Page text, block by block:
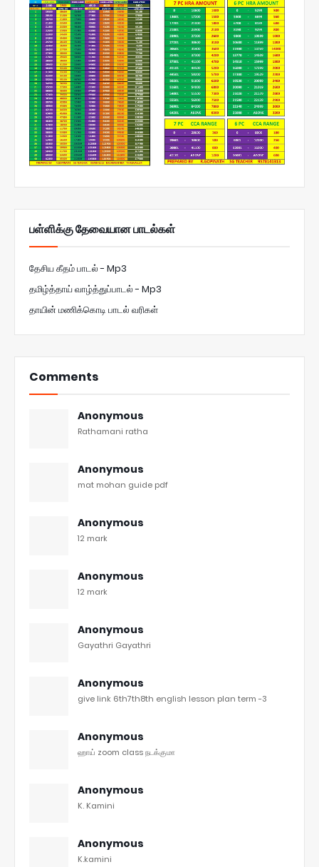
பள்ளிக்கு தேவையான பாடல்கள்
தேசிய கீதம் பாடல் - Mp3
தமிழ்த்தாய் வாழ்த்துப்பாடல் - Mp3
தாயின் மணிக்கொடி பாடல் வரிகள்
Comments
Anonymous
Rathamani ratha
Anonymous
mat mohan guide pdf
Anonymous
12 mark
Anonymous
12 mark
Anonymous
Gayathri Gayathri
Anonymous
give link 6th7th8th english lesson plan term -3
Anonymous
ஹாய் zoom class நடக்குமா
Anonymous
K. Kamini
Anonymous
K.kamini